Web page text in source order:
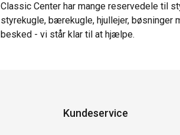
Classic Center har mange reservedele til
styrekugle, bærekugle, hjullejer, bøsninger
besked - vi står klar til at hjælpe.
Kundeservice